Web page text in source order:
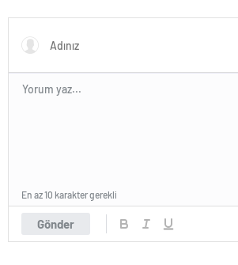
VakıfBank
Gönder
En az 10 karakter gerekli